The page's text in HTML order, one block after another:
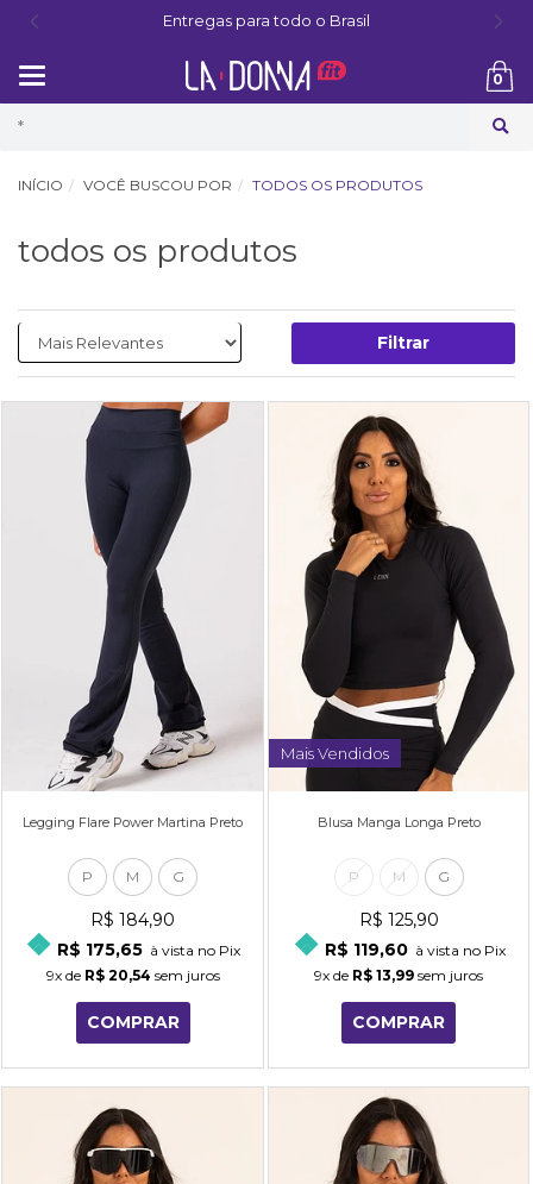
Entregas para todo o Brasil
navegação
0
INÍCIO VOCÊ BUSCOU POR TODOS OS PRODUTOS
todos os produtos
Filtrar
Legging Flare Power Martina Preto
P M G
R$ 184,90
R$ 175,65 à vista no Pix
9xde R$ 20,54 sem juros
COMPRAR
Mais Vendidos
Blusa Manga Longa Preto
P M G
R$ 125,90
R$ 119,60 à vista no Pix
9x de R$ 13,99 sem juros
COMPRAR